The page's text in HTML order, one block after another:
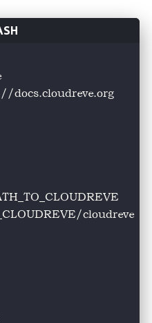
docs.cloudreve.org
cloudreve